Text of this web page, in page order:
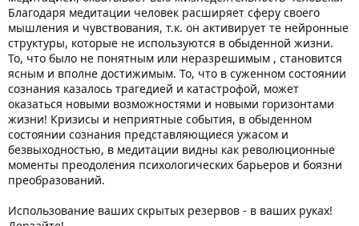
Благодаря медитации человек расширяет сферу своего
мышления и чувствования, т.к. он активирует те нейронные
структуры, которые не используются в обыденной жизни.
То, что было не понятным или неразрешимым , становится
ясным и вполне достижимым. То, что в суженном состоянии
сознания казалось трагедией и катастрофой, может
оказаться новыми возможностями и новыми горизонтами
жизни! Кризисы и неприятные события, в обыденном
состоянии сознания представляющиеся ужасом и
безвыходностью, в медитации видны как революционные
моменты преодоления психологических барьеров и боязни
преобразований.
Использование ваших скрытых резервов - в ваших руках!